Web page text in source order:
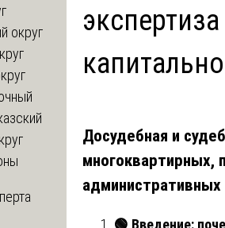
Досудебная и
административных
🟢 Введение:
округ